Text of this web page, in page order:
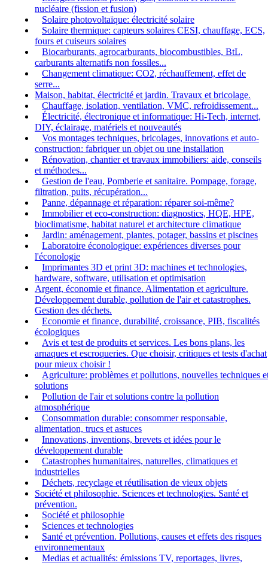
nucléaire (fission et fusion)
Solaire photovoltaïque: électricité solaire
Solaire thermique: capteurs solaires CESI, chauffage, ECS,
fours et cuiseurs solaires
Biocarburants, agrocarburants, biocombustibles, BtL,
carburants alternatifs non fossiles...
Changement climatique: CO2, réchauffement, effet de
serre...
Maison, habitat, électricité et jardin. Travaux et bricolage.
Chauffage, isolation, ventilation, VMC, refroidissement...
Électricité, électronique et informatique: Hi-Tech, internet,
DIY, éclairage, matériels et nouveautés
Vos montages techniques, bricolages, innovations et auto-
construction: fabriquer un objet ou une installation
Rénovation, chantier et travaux immobiliers: aide, conseils
et méthodes...
Gestion de l'eau, Pomberie et sanitaire. Pompage, forage,
filtration, puits, récupération...
Panne, dépannage et réparation: réparer soi-même?
Immobilier et eco-construction: diagnostics, HQE, HPE,
bioclimatisme, habitat naturel et architecture climatique
Jardin: aménagement, plantes, potager, bassins et piscines
Laboratoire éconologique: expériences diverses pour
l'éconologie
Imprimantes 3D et print 3D: machines et technologies,
hardware, software, utilisation et optimisation
Argent, économie et finance. Alimentation et agriculture.
Développement durable, pollution de l'air et catastrophes.
Gestion des déchets.
Economie et finance, durabilité, croissance, PIB, fiscalités
écologiques
Avis et test de produits et services. Les bons plans, les
arnaques et escroqueries. Que choisir, critiques et tests d'achat
pour mieux choisir !
Agriculture: problèmes et pollutions, nouvelles techniques
solutions
Pollution de l'air et solutions contre la pollution
atmosphérique
Consommation durable: consommer responsable,
alimentation, trucs et astuces
Innovations, inventions, brevets et idées pour le
développement durable
Catastrophes humanitaires, naturelles, climatiques et
industrielles
Déchets, recyclage et réutilisation de vieux objets
Société et philosophie. Sciences et technologies. Santé et
prévention.
Société et philosophie
Sciences et technologies
Santé et prévention. Pollutions, causes et effets des risques
environnementaux
Medias et actualités: émissions TV, reportages, livres,